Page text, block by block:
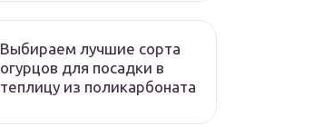
Выбираем лучшие сорта
огурцов для посадки в
теплицу из поликарбоната